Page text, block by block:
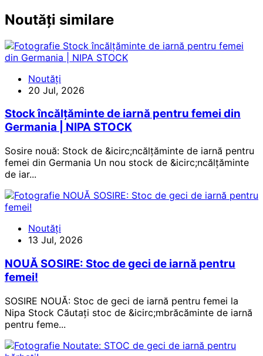
Noutăți similare
Noutăți
20 Jul, 2026
Stock încălțăminte de iarnă pentru femei din
Germania | NIPA STOCK
Sosire nouă: Stock de &icirc;ncălțăminte de iarnă pentru
femei din Germania Un nou stock de &icirc;ncălțăminte
de iar...
Noutăți
13 Jul, 2026
NOUĂ SOSIRE: Stoc de geci de iarnă pentru
femei!
SOSIRE NOUĂ: Stoc de geci de iarnă pentru femei la
Nipa Stock Căutați stoc de &icirc;mbrăcăminte de iarnă
pentru feme...